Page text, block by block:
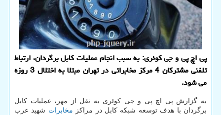
پی اچ پی و جی كوئری: به سبب انجام عملیات كابل برگردان، ارتباط
تلفنی مشتركان 4 مركز مخابراتی در تهران مبتلا به اختلال 3 روزه
می شود.
به گزارش پی اچ پی و جی کوئری به نقل از مهر، عملیات کابل
برگردان با هدف توسعه شبکه کابل در مراکز مخابرات شهید عرب